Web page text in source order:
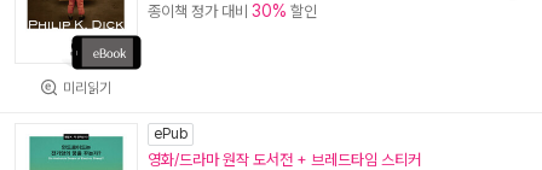
미리읽기
종이책 정가 대비 30% 할인
ePub
영화/드라마 원작 도서전 + 브레드타임 스티커